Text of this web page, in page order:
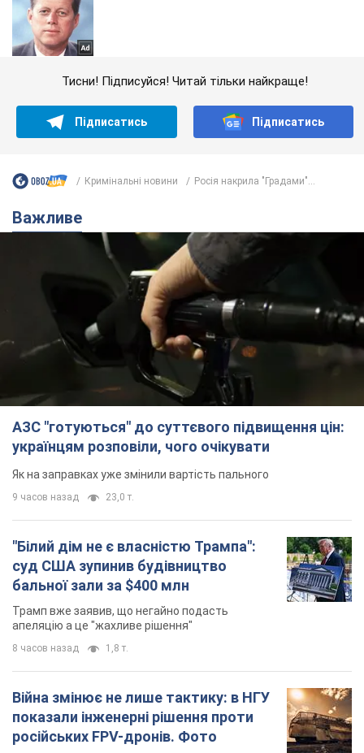
Тисни! Підписуйся! Читай тільки найкраще!
Підписатись Підписатись
Кримінальні новини Росія накрила "Градами"...
Важливе
АЗС "готуються" до суттєвого підвищення цін:
українцям розповіли, чого очікувати
Як на заправках уже змінили вартість пального
9 часов назад 23,0 т.
"Білий дім не є власністю Трампа":
суд США зупинив будівництво
бальної зали за $400 млн
Трамп вже заявив, що негайно подасть
апеляцію а це "жахливе рішення"
8 часов назад 1,8 т.
Війна змінює не лише тактику: в НГУ
показали інженерні рішення проти
російських FPV-дронів. Фото